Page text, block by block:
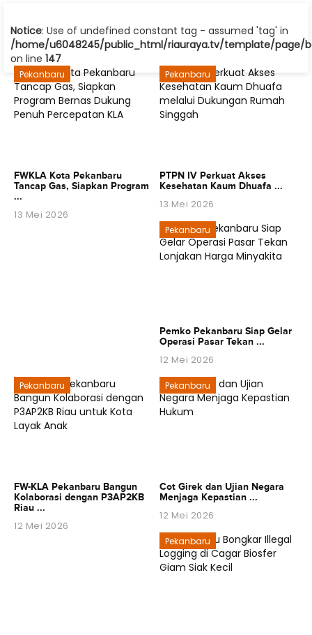
Notice: Use of undefined constant tag - assumed 'tag' in
/home/u6048245/public_html/riauraya.tv/template/page/
on line 147
Pekanbaru
FWKLA Kota Pekanbaru
Tancap Gas, Siapkan Program
...
13 Mei 2026
Pekanbaru
PTPN IV Perkuat Akses
Kesehatan Kaum Dhuafa ...
13 Mei 2026
Pekanbaru
Pemko Pekanbaru Siap Gelar
Operasi Pasar Tekan ...
12 Mei 2026
Pekanbaru
FW-KLA Pekanbaru Bangun
Kolaborasi dengan P3AP2KB
Riau ...
12 Mei 2026
Pekanbaru
Cot Girek dan Ujian Negara
Menjaga Kepastian ...
12 Mei 2026
Pekanbaru